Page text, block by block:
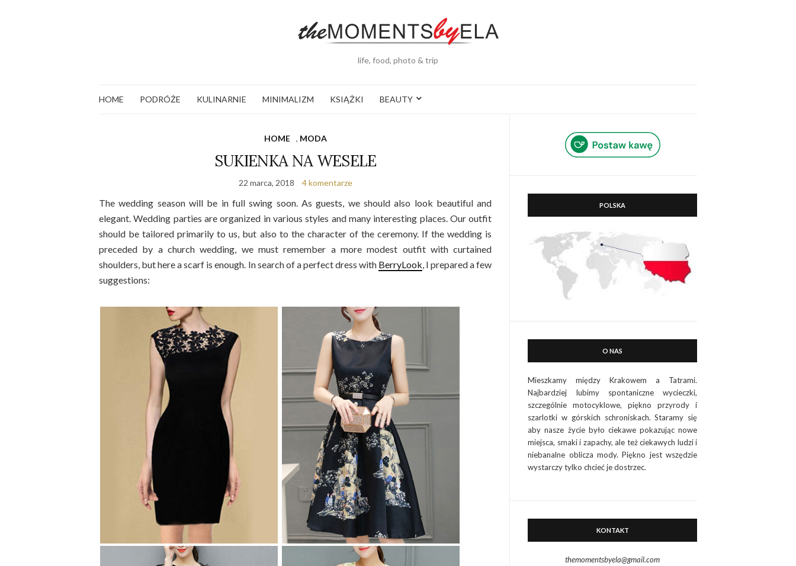
life, food, photo & trip
HOME PODRÓŻE KULINARNIE MINIMALIZM KSIĄŻKI BEAUTY
HOME , MODA
SUKIENKA NA WESELE
22 marca, 2018 4 komentarze
The wedding season will be in full swing soon. As guests, we should also look beautiful and
elegant. Wedding parties are organized in various styles and many interesting places. Our outfit
should be tailored primarily to us, but also to the character of the ceremony. If the wedding is
preceded by a church wedding, we must remember a more modest outfit with curtained
shoulders, but here a scarf is enough. In search of a perfect dress with BerryLook, I prepared a few
suggestions:
POLSKA
O NAS
Mieszkamy między Krakowem a Tatrami.
Najbardziej lubimy spontaniczne wycieczki,
szczególnie motocyklowe, piękno przyrody i
szarlotki w górskich schroniskach. Staramy się
aby nasze życie było ciekawe pokazując nowe
miejsca, smaki i zapachy, ale też ciekawych ludzi i
niebanalne oblicza mody. Piękno jest wszędzie
wystarczy tylko chcieć je dostrzec.
KONTAKT
themomentsbyela@gmail.com